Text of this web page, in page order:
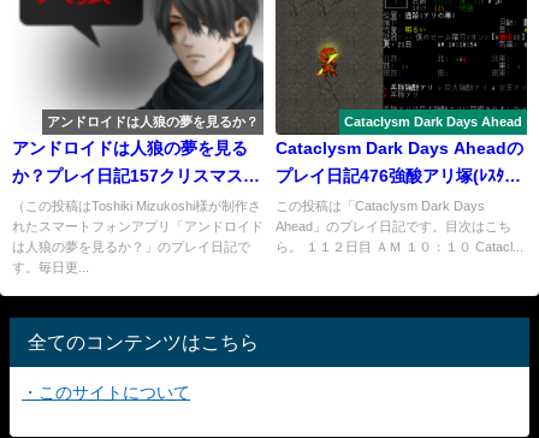
アンドロイドは人狼の夢を見るか？
アンドロイドは人狼の夢を見る
か？プレイ日記157クリスマスに
人狼４
（この投稿はToshiki Mizukoshi様が制作さ
れたスマートフォンアプリ「アンドロイド
は人狼の夢を見るか？」のプレイ日記で
す。毎日更...
Cataclysm Dark Days Ahead
Cataclysm Dark Days Aheadの
プレイ日記476強酸アリ塚(ﾚｽﾀｰ
の西)の戦い２
この投稿は「Cataclysm Dark Days
Ahead」のプレイ日記です。目次はこち
ら。 １１２日目 ＡＭ １０：１０ Catacl...
全てのコンテンツはこちら
・このサイトについて